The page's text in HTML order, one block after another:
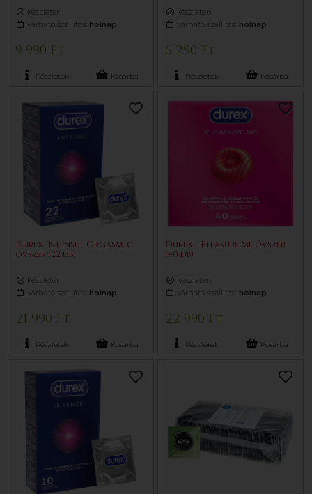
készleten
várható szállítás: holnap
9 990 Ft
Részletek Kosárba
készleten
várható szállítás: holnap
6 290 Ft
Részletek Kosárba
Durex Intense - Orgasmic
óvszer (22 db)
készleten
várható szállítás: holnap
21 990 Ft
Részletek Kosárba
Durex - Pleasure Me óvszer
(40 db)
készleten
várható szállítás: holnap
22 990 Ft
Részletek Kosárba